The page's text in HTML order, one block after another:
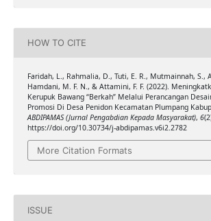
HOW TO CITE
Faridah, L., Rahmalia, D., Tuti, E. R., Mutmainnah, S.,
Hamdani, M. F. N., & Attamini, F. F. (2022).
Kerupuk Bawang “Berkah” Melalui Perancangan
Promosi Di Desa Penidon Kecamatan Plumpang
ABDIPAMAS (Jurnal Pengabdian Kepada Masyarakat), 6
https://doi.org/10.30734/j-abdipamas.v6i2.2782
More Citation Formats
ISSUE